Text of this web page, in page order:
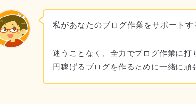
私があなたのブログ作業をサポートす
迷うことなく、全力でブログ作業に
円稼げるブログを作るために一緒に頑